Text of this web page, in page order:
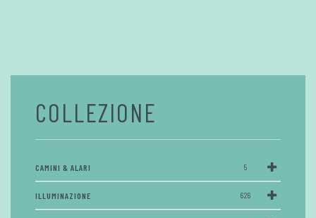
COLLEZIONE
CAMINI & ALARI 5
ILLUMINAZIONE 626